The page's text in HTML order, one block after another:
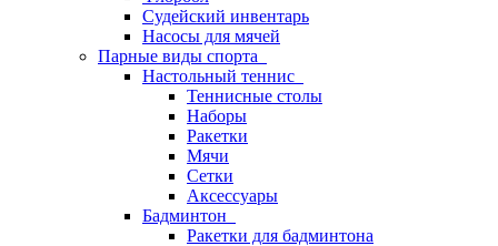
Судейский инвентарь
Насосы для мячей
Парные виды спорта
Настольный теннис
Теннисные столы
Наборы
Ракетки
Мячи
Сетки
Аксессуары
Бадминтон
Ракетки для бадминтона